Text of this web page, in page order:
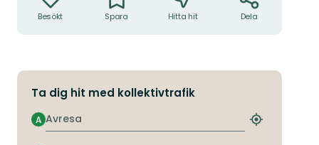
Besökt Spara Hitta hit Dela
Ta dig hit med kollektivtrafik
Avresa
A
Hitta